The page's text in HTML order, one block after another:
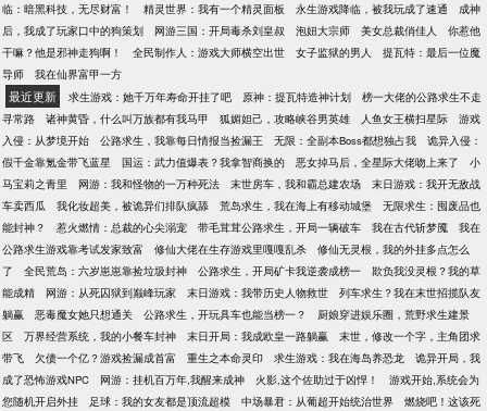
临：暗黑科技，无尽财富！
精灵世界：我有一个精灵面板 永生游戏降临，被我玩成了速通
成神
后，我成了玩家口中的狗策划
网游三国：开局毒杀刘皇叔 泡妞大宗师 美女总裁俏佳人
你惹他
干嘛？他是邪神走狗啊！
全民制作人：游戏大师横空出世 女子监狱的男人
提瓦特：最后一位魔
导师
我在仙界富甲一方
最近更新 求生游戏：她千万年寿命开挂了吧 原神：提瓦特造神计划
榜一大佬的公路求生不走
寻常路
诸神黄昏，什么叫万族都有我马甲 狐媚妲己，攻略峡谷男英雄 人鱼女王横扫星际
游戏
入侵：从梦境开始
公路求生，我靠每日情报当捡漏王 无限：全副本Boss都想独占我
诡异入侵：
假千金靠氪金带飞蓝星
国运：武力值爆表？我拿智商换的 恶女掉马后，全星际大佬吻上来了
小
马宝莉之青里
网游：我和怪物的一万种死法 末世房车，我和霸总建农场
末日游戏：我开无敌战
车卖西瓜
我化妆超美，被诡异们排队疯舔 荒岛求生，我在海上有移动城堡
无限求生：囤废品也
能封神？
惹火燃情：总裁的心尖溺宠 带毛茸茸公路求生，开局一辆破车 我在古代斩梦魇
我在
公路求生游戏靠考试发家致富
修仙大佬在生存游戏里嘎嘎乱杀
修仙无灵根，我的外挂多点怎么
了
全民荒岛：六岁崽崽靠捡垃圾封神 公路求生，开局矿卡我逆袭成榜一
欺负我没灵根？我的草
能成精
网游：从死囚狱到巅峰玩家 末日游戏：我带历史人物救世
列车求生？我在末世招揽队友
躺赢
恶毒魔女她只想通关 公路求生，开玩具车也能当榜一？
厨娘穿进娱乐圈，荒野求生建景
区
万界经营系统，我的小餐车封神 末日开局：我成欧皇一路躺赢
末世，修改一个字，主角团求
带飞
欠债一个亿？游戏捡漏成首富 重生之本命灵印 求生游戏：我在海岛养恐龙
诡异开局，我
成了恐怖游戏NPC
网游：挂机百万年,我醒来成神 火影,这个佐助过于凶悍！
游戏开始,系统会为
您随机开启外挂
足球：我的女友都是顶流超模 中场暴君：从葡超开始统治世界
燃烧吧！这该死